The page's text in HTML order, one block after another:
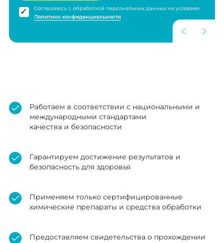
Соглашаюсь с обработкой персональных данных на условиях
Политики конфиденциальности
Работаем в соответствии с национальными и
международными стандартами
качества и безопасности
Гарантируем достижение результатов и
безопасность для здоровья
Применяем только сертифицированные
химические препараты и средства обработки
Предоставляем свидетельства о прохождении